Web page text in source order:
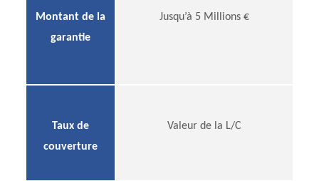
Montant de la
garantie
Jusqu’à 5 Millions €
Taux de
couverture
Valeur de la L/C